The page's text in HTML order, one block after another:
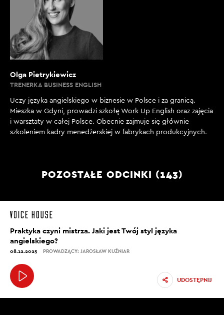
Olga Pietrykiewicz
TRENERKA BUSINESS ENGLISH
Uczy języka angielskiego w biznesie w Polsce i za granicą.
Mieszka w Gdyni, prowadzi szkołę Work Up English oraz zajęcia
i warsztaty w całej Polsce. Obecnie zajmuje się głównie
szkoleniem kadry menedżerskiej w fabrykach produkcyjnych.
POZOSTAŁE ODCINKI (143)
Praktyka czyni mistrza. Jaki jest Twój styl języka
angielskiego?
08.12.2025 PROWADZĄCY: JAROSŁAW KUŹNIAR
UDOSTĘPNIJ